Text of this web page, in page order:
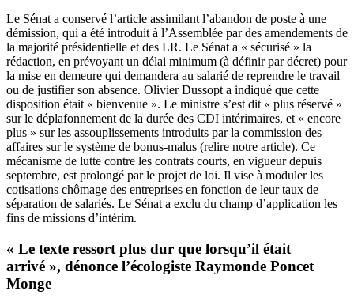
Le Sénat a conservé l’article assimilant l’abandon de poste à une
démission, qui a été introduit à l’Assemblée par des amendements de
la majorité présidentielle et des LR. Le Sénat a « sécurisé » la
rédaction, en prévoyant un délai minimum (à définir par décret) pour
la mise en demeure qui demandera au salarié de reprendre le travail
ou de justifier son absence. Olivier Dussopt a indiqué que cette
disposition était « bienvenue ». Le ministre s’est dit « plus réservé »
sur le déplafonnement de la durée des CDI intérimaires, et « encore
plus » sur les assouplissements introduits par la commission des
affaires sur le système de bonus-malus (relire notre article). Ce
mécanisme de lutte contre les contrats courts, en vigueur depuis
septembre, est prolongé par le projet de loi. Il vise à moduler les
cotisations chômage des entreprises en fonction de leur taux de
séparation de salariés. Le Sénat a exclu du champ d’application les
fins de missions d’intérim.
« Le texte ressort plus dur que lorsqu’il était
arrivé », dénonce l’écologiste Raymonde Poncet
Monge